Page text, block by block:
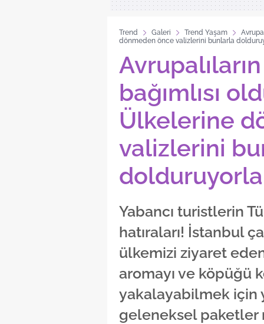
Trend Galeri Trend Yaşam
dönmeden önce valizlerini bunlarla
bağımlısı
Ülkelerine
valizlerini
Yabancı turistlerin
hatıraları! İstanbul
ülkemizi ziyaret
aromayı ve köpüğü
yakalayabilmek için
geleneksel paketler